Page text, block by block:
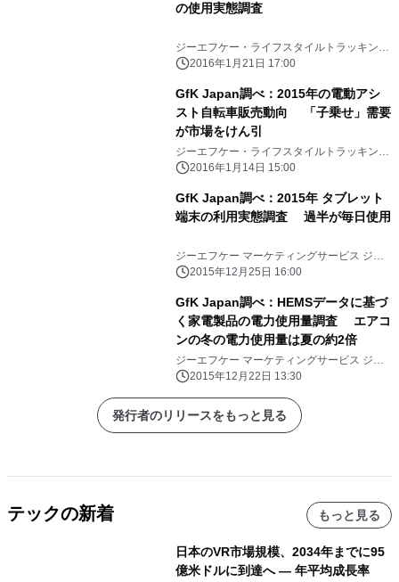
の使用実態調査
ジーエフケー・ライフスタイルトラッキン
グ・ジャパン株式会社
2016年1月21日 17:00
GfK Japan調べ：2015年の電動アシ
スト自転車販売動向 「子乗せ」需要
が市場をけん引
ジーエフケー・ライフスタイルトラッキン
グ・ジャパン株式会社
2016年1月14日 15:00
GfK Japan調べ：2015年 タブレット
端末の利用実態調査 過半が毎日使用
ジーエフケー マーケティングサービス ジャ
パン株式会社
2015年12月25日 16:00
GfK Japan調べ：HEMSデータに基づ
く家電製品の電力使用量調査 エアコ
ンの冬の電力使用量は夏の約2倍
ジーエフケー マーケティングサービス ジャ
パン株式会社
2015年12月22日 13:30
発行者のリリースをもっと見る
テックの新着 もっと見る
日本のVR市場規模、2034年までに95
億米ドルに到達へ ― 年平均成長率